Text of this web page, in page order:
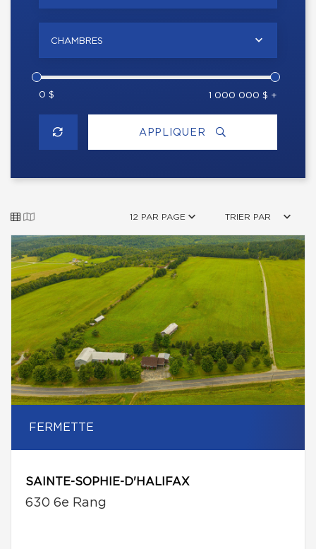
CHAMBRES
0 $ 1 000 000 $ +
APPLIQUER
12 PAR PAGE TRIER PAR
FERMETTE
SAINTE-SOPHIE-D'HALIFAX
630 6e Rang